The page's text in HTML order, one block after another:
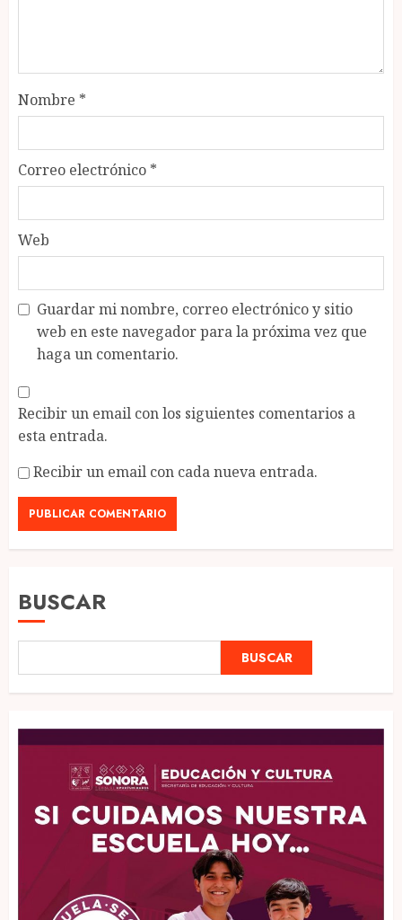
Nombre *
Correo electrónico *
Web
Guardar mi nombre, correo electrónico y sitio
web en este navegador para la próxima vez que
haga un comentario.
Recibir un email con los siguientes comentarios a
esta entrada.
Recibir un email con cada nueva entrada.
BUSCAR
BUSCAR